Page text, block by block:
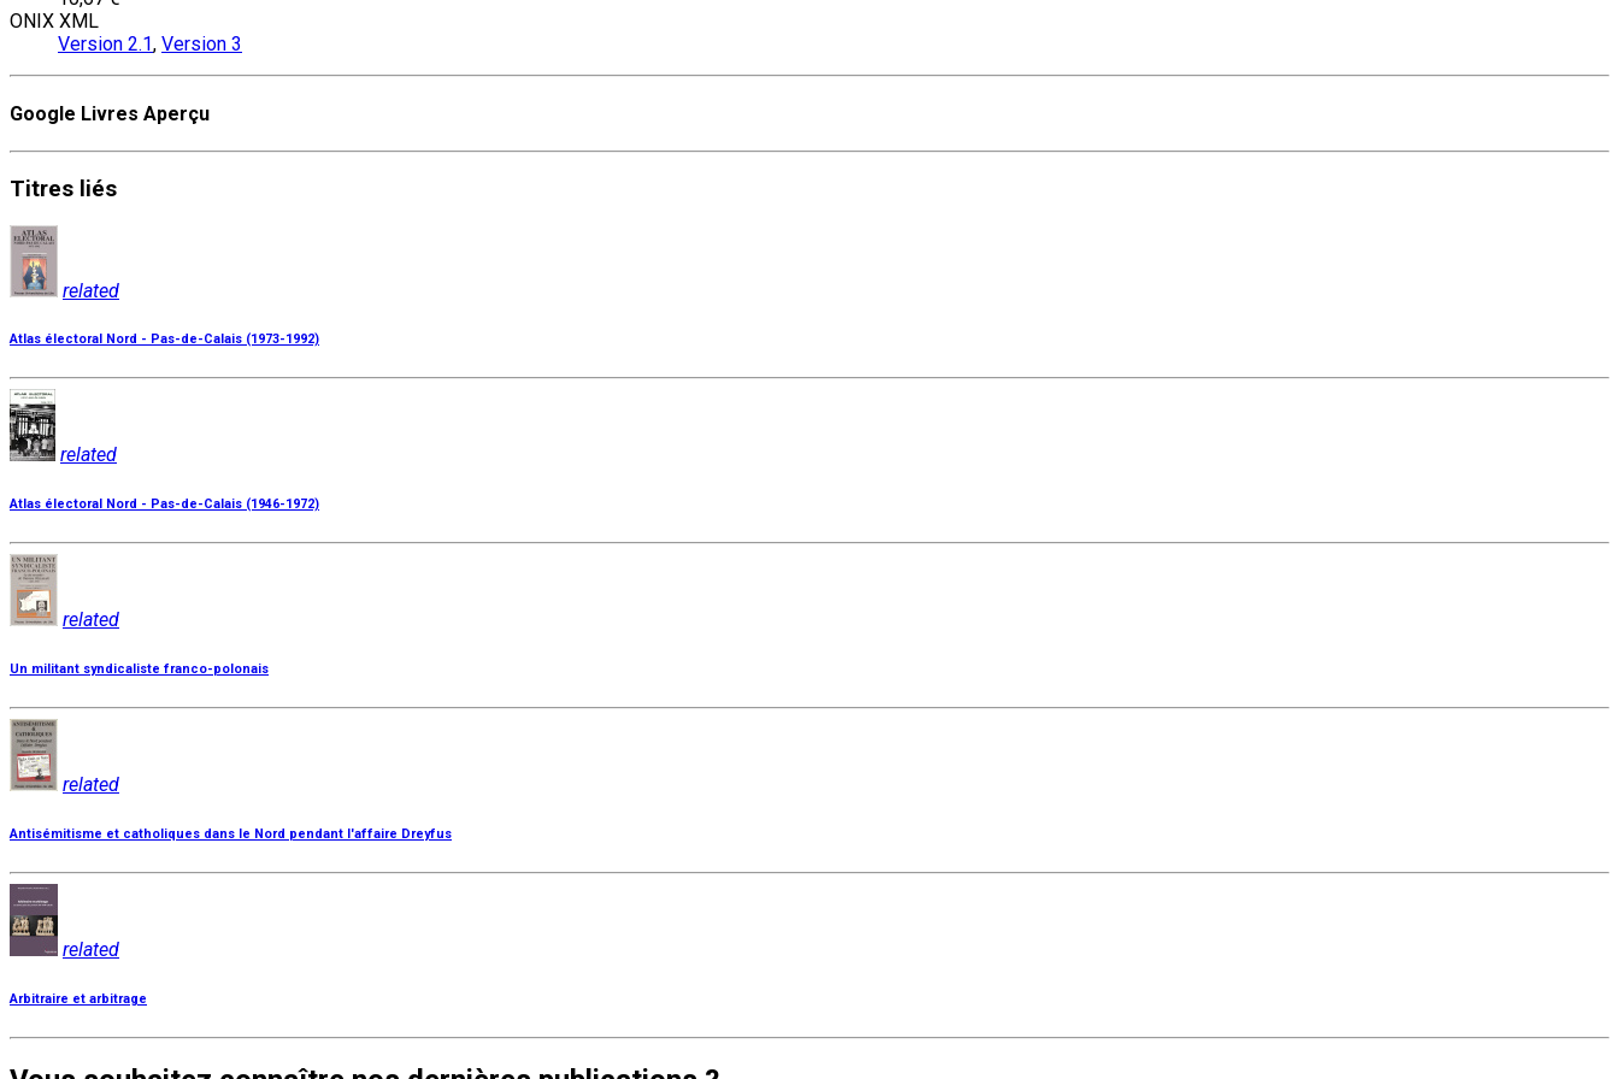
ONIX XML
Version 2.1, Version 3
Google Livres Aperçu
Titres liés
related
Atlas électoral Nord - Pas-de-Calais (1973-1992)
related
Atlas électoral Nord - Pas-de-Calais (1946-1972)
related
Un militant syndicaliste franco-polonais
related
Antisémitisme et catholiques dans le Nord pendant l'affaire Dreyfus
related
Arbitraire et arbitrage